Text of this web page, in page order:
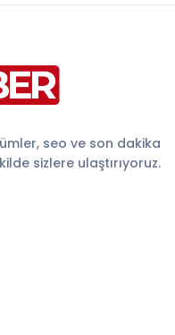
seo ve son dakika
sizlere ulaştırıyoruz.